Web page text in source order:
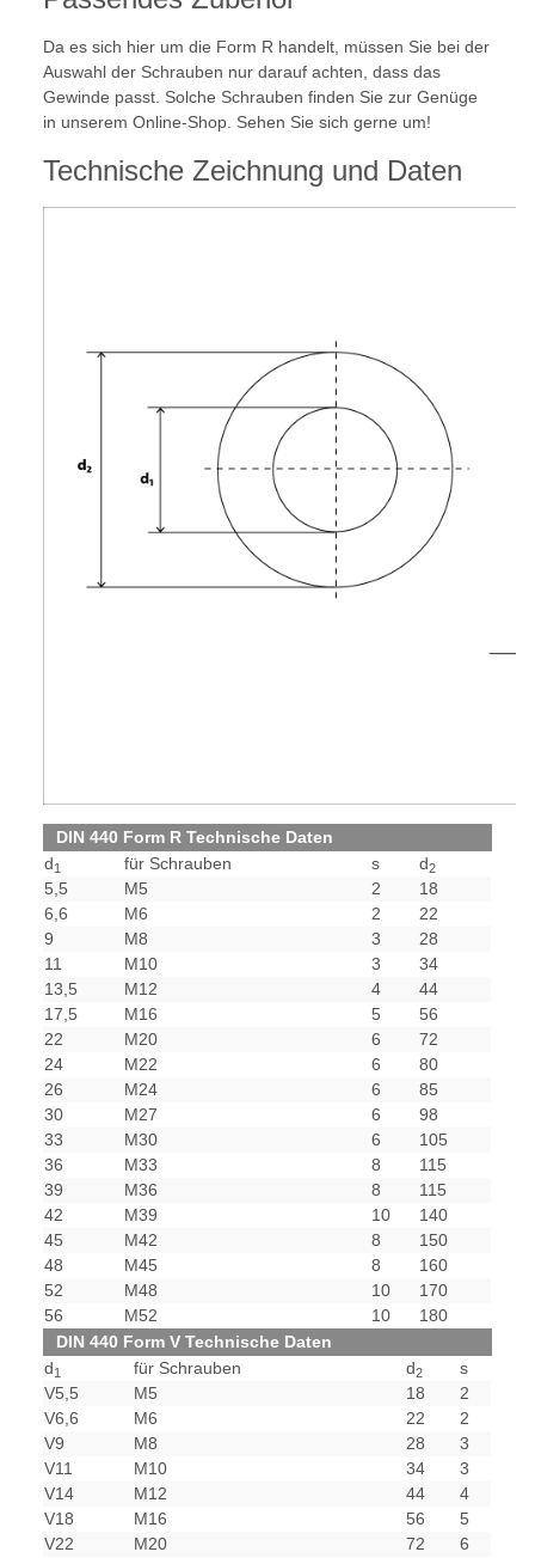
Da es sich hier um die Form R handelt, müssen Sie bei der
Auswahl der Schrauben nur darauf achten, dass das
Gewinde passt. Solche Schrauben finden Sie zur Genüge
in unserem Online-Shop. Sehen Sie sich gerne um!
Technische Zeichnung und Daten
DIN 440 Form R Technische Daten
d1 für Schrauben s d2
5,5 M5 2
18
6,6
M6 2
22
9
M8 3
28
11
M10 3
34
13,5
M12 4
44
17,5
M16 5
56
22
M20 6
72
24
M22 6
80
26
M24 6
85
30
M27 6
98
33
M30 6
105
36
M33 8
115
39
M36 8
115
42
M39 10
140
45
M42 8
150
48
M45 8
160
52
M48 10
170
56
M52 10
180
DIN 440 Form V Technische Daten
d1 für Schrauben d2
s
V5,5
M5 18
2
V6,6
M6 22
2
V9
M8 28
3
V11
M10 34
3
V14
M12 44
4
V18
M16 56
5
V22
M20 72
6